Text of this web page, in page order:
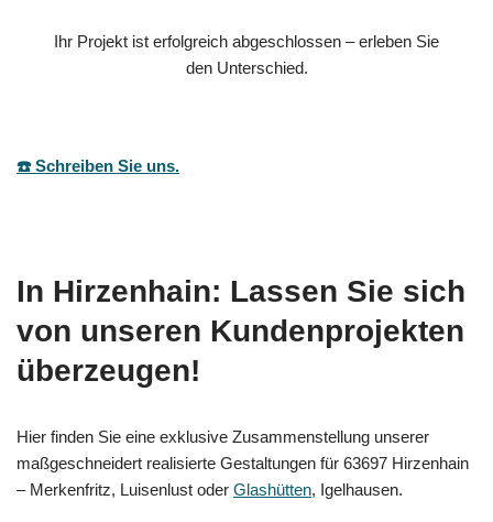
Ihr Projekt ist erfolgreich abgeschlossen – erleben Sie
den Unterschied.
☎️ Schreiben Sie uns.
In Hirzenhain: Lassen Sie sich
von unseren Kundenprojekten
überzeugen!
Hier finden Sie eine exklusive Zusammenstellung unserer
maßgeschneidert realisierte Gestaltungen für 63697 Hirzenhain
– Merkenfritz, Luisenlust oder Glashütten, Igelhausen.